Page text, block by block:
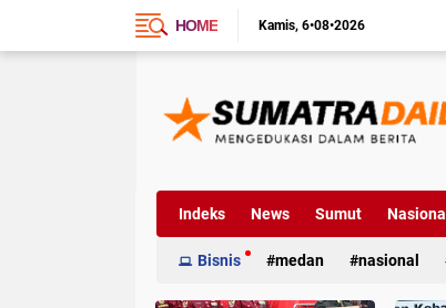
HOME Kamis 6•08•2026
Indeks News Sumut Nasional
Bisnis medan nasional